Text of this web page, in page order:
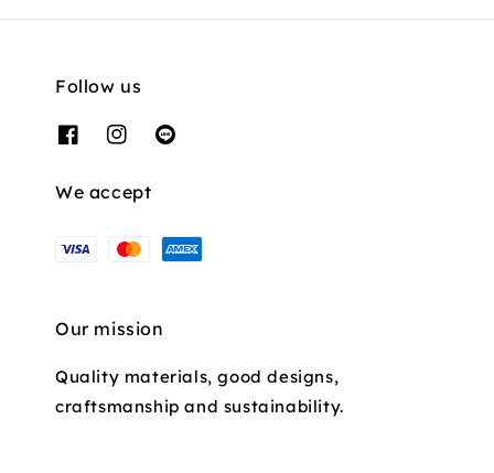
Follow us
We accept
Our mission
Quality materials, good designs,
craftsmanship and sustainability.